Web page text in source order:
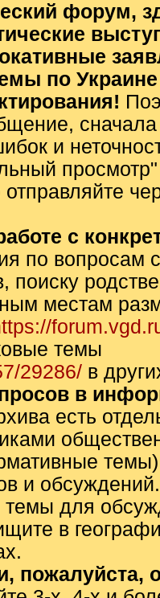
форум,
по
сначала
и
просмотр"
с
по вопросам
местам
темы
29286/ в
в
есть
и
для
в
пожалуйста,